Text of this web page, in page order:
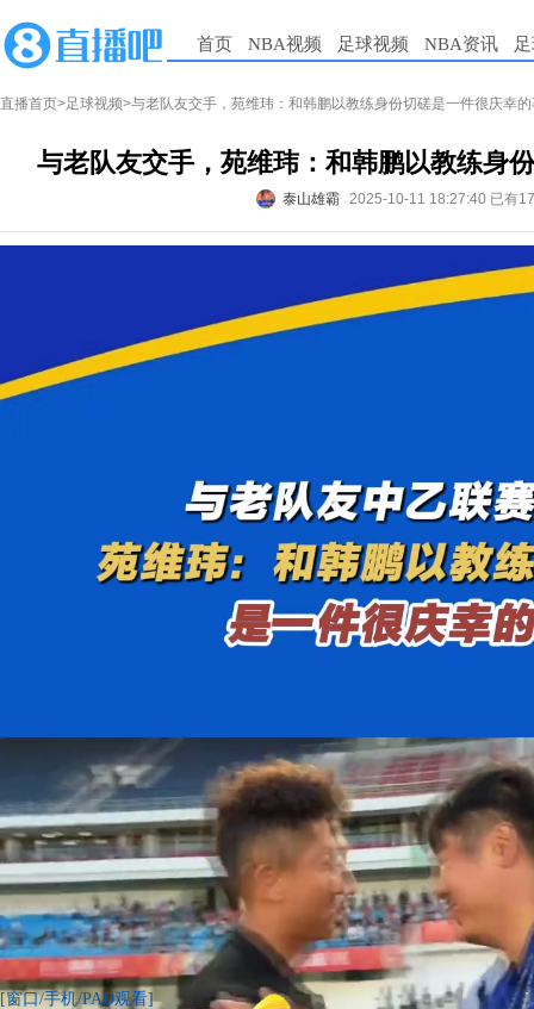
首页 NBA视频 足球视频 NBA资讯
直播首页>足球视频>与老队友交手，苑维玮：和韩鹏以教练身份切磋是一件很庆幸
与老队友交手，苑维玮：和韩鹏以教练身
泰山雄霸 2025-10-11 18:27:40 已有
[窗口/手机/PAD观看]